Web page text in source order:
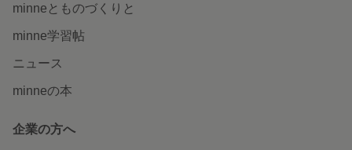
minneとものづくりと
minne学習帖
ニュース
minneの本
企業の方へ